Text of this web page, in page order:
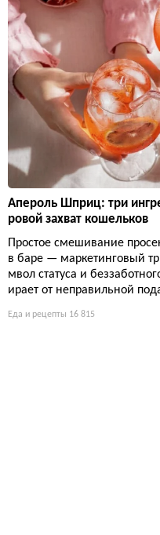
Апероль Шприц: три
ровой захват кошельков
Простое смешивание
в баре — маркетинговый
мвол статуса и
ирает от неправильной
Еда и рецепты 16 815